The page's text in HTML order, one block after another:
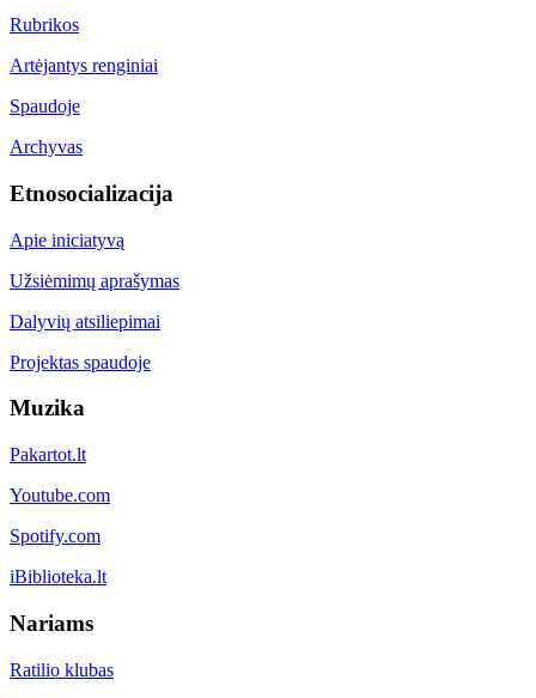
Rubrikos
Artėjantys renginiai
Spaudoje
Archyvas
Etnosocializacija
Apie iniciatyvą
Užsiėmimų aprašymas
Dalyvių atsiliepimai
Projektas spaudoje
Muzika
Pakartot.lt
Youtube.com
Spotify.com
iBiblioteka.lt
Nariams
Ratilio klubas